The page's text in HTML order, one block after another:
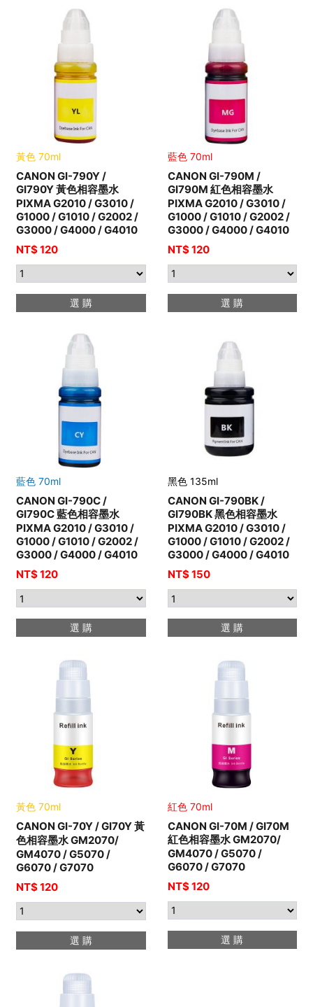
黃色 70ml
CANON GI-790Y /
GI790Y 黃色相容墨水
PIXMA G2010 / G3010 /
G1000 / G1010 / G2002 /
G3000 / G4000 / G4010
NT$ 120
選 購
藍色 70ml
CANON GI-790M /
GI790M 紅色相容墨水
PIXMA G2010 / G3010 /
G1000 / G1010 / G2002 /
G3000 / G4000 / G4010
NT$ 120
選 購
藍色 70ml
CANON GI-790C /
GI790C 藍色相容墨水
PIXMA G2010 / G3010 /
G1000 / G1010 / G2002 /
G3000 / G4000 / G4010
NT$ 120
選 購
黑色 135ml
CANON GI-790BK /
GI790BK 黑色相容墨水
PIXMA G2010 / G3010 /
G1000 / G1010 / G2002 /
G3000 / G4000 / G4010
NT$ 150
選 購
黃色 70ml
CANON GI-70Y / GI70Y 黃
色相容墨水 GM2070/
GM4070 / G5070 /
G6070 / G7070
NT$ 120
選 購
紅色 70ml
CANON GI-70M / GI70M
紅色相容墨水 GM2070/
GM4070 / G5070 /
G6070 / G7070
NT$ 120
選 購